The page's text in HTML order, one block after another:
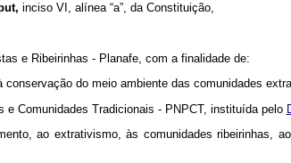
inciso VI, alínea “a”, da Constituição,
e Ribeirinhas - Planafe, com a finalidade de:
do meio ambiente das comunidades
Comunidades Tradicionais - PNPCT, instituída pelo
ao extrativismo, às comunidades ribeirinhas,